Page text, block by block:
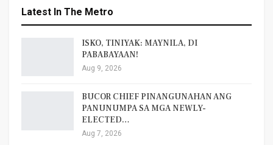
Latest In The Metro
ISKO, TINIYAK: MAYNILA, DI
PABABAYAAN!
Aug 9, 2026
BUCOR CHIEF PINANGUNAHAN ANG
PANUNUMPA SA MGA NEWLY-
ELECTED…
Aug 7, 2026